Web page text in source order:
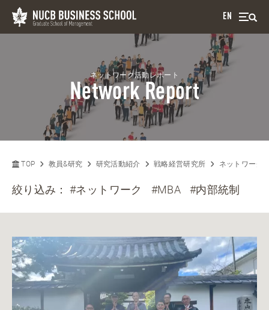
EN
ネットワーク活動レポート
Network Report
TOP 教員&研究 研究活動紹介 戦略経営研究所 ネットワーク
絞り込み：#ネットワーク #MBA #内部統制